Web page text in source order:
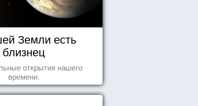
Земли есть
близнец
открытия нашего
времени.